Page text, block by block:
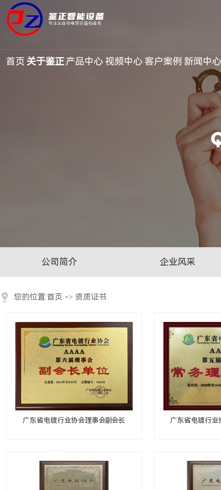
鉴正智能设备
专注全自动电镀设备制造商
首页 关于鉴正产品中心视频中心 客户案例 新闻中心
公司简介 企业风采
您的位置:首页 -> 资质证书
广东省电镀行业协会理事会副会长 广东省电镀行